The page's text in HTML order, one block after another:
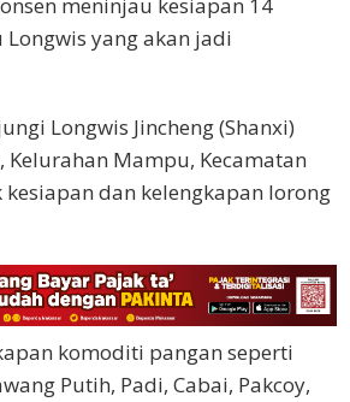
yang akan jadi
Longwis Jincheng (Shanxi)
Kelurahan Mampu, Kecamatan
kesiapan dan kelengkapan lorong
komoditi pangan seperti
Putih, Padi, Cabai, Pakcoy,